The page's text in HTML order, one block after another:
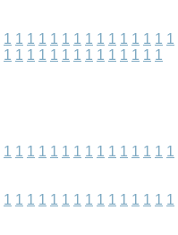
1 1 1 1 1 1 1 1 1 1 1 1 1 1 1
1 1 1 1 1 1 1 1 1 1 1 1 1 1
1 1 1 1 1 1 1 1 1 1 1 1 1 1 1
1 1 1 1 1 1 1 1 1 1 1 1 1 1 1